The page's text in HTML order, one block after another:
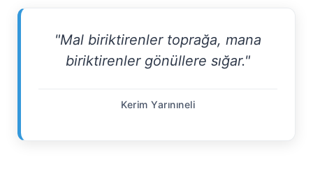
"Mal biriktirenler toprağa, mana
biriktirenler gönüllere sığar."
Kerim Yarınıneli